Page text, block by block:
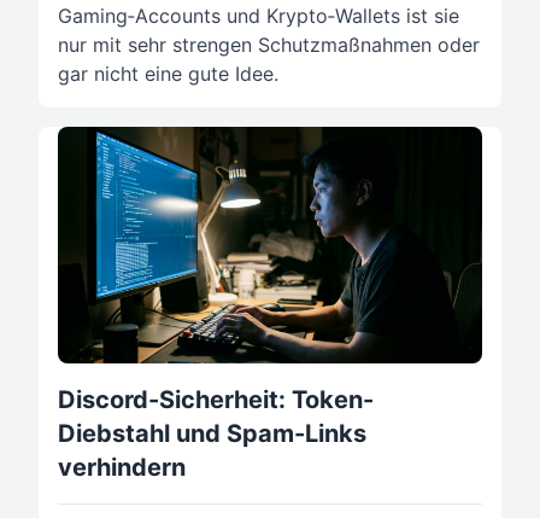
Gaming‑Accounts und Krypto‑Wallets ist sie
nur mit sehr strengen Schutzmaßnahmen oder
gar nicht eine gute Idee.
Discord-Sicherheit: Token-
Diebstahl und Spam-Links
verhindern